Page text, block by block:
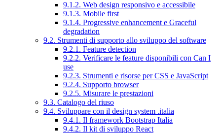
9.1.2. Web design responsivo e accessibile
9.1.3. Mobile first
9.1.4. Progressive enhancement e Graceful
degradation
9.2. Strumenti di supporto allo sviluppo del software
9.2.1. Feature detection
9.2.2. Verificare le feature disponibili con Can I
use
9.2.3. Strumenti e risorse per CSS e JavaScript
9.2.4. Supporto browser
9.2.5. Misurare le prestazioni
9.3. Catalogo del riuso
9.4. Sviluppare con il design system .italia
9.4.1. Il framework Bootstrap Italia
9.4.2. Il kit di sviluppo React